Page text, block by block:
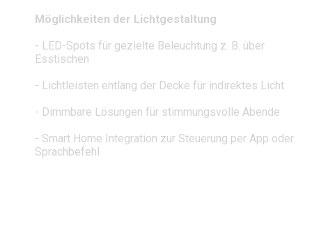
Möglichkeiten der Lichtgestaltung
- LED-Spots für gezielte Beleuchtung z. B. über
Esstischen
- Lichtleisten entlang der Decke für indirektes Licht
- Dimmbare Lösungen für stimmungsvolle Abende
- Smart Home Integration zur Steuerung per App oder
Sprachbefehl